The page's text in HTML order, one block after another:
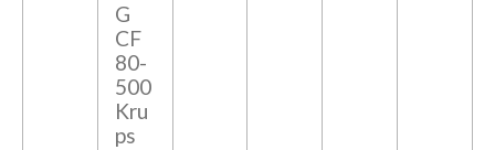
G
CF
80-
500
Kru
ps